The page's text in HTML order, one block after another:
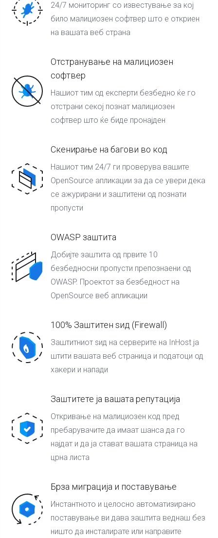
24/7 мониторинг со известување за кој
било малициозен софтвер што е откриен
на вашата веб страна
Отстранување на малициозен
софтвер
Нашиот тим од експерти безбедно ќе го
отстрани секој познат малициозен
софтвер што ќе биде пронајден
Скенирање на багови во код
Нашиот тим 24/7 ги проверува вашите
OpenSource апликации за да се увери дека
се ажурирани и заштитени од познати
пропусти
OWASP заштита
Добијте заштита од првите 10
безбедносни пропусти препознаени од
OWASP. Проектот за безбедност на
OpenSource веб апликации
100% Заштитен ѕид (Firewall)
Заштитниот ѕид на серверите на InHost ја
штити вашата веб страница и податоци од
хакери и напади
Заштитете ја вашата репутација
Откривање на малициозен код пред
пребарувачите да имаат шанса да го
најдат и да ја стават вашата страница на
црна листа
Брза миграција и поставување
Инстантното и целосно автоматизирано
поставување ви дава заштита веднаш без
ништо да инсталирате или направите